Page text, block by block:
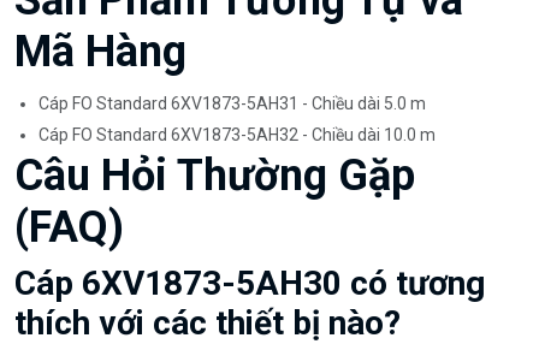
Mã Hàng
Cáp FO Standard 6XV1873-5AH31 - Chiều dài 5.0 m
Cáp FO Standard 6XV1873-5AH32 - Chiều dài 10.0 m
Câu Hỏi Thường Gặp
(FAQ)
Cáp 6XV1873-5AH30 có tương
thích với các thiết bị nào?